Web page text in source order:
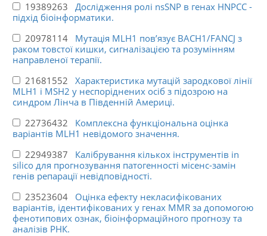
19389263 Дослідження ролі nsSNP в генах HNPCC -
підхід біоінформатики.
20978114 Мутація MLH1 пов’язує BACH1/FANCJ з
раком товстої кишки, сигналізацією та розумінням
направленої терапії.
21681552 Характеристика мутацій зародкової лінії
MLH1 і MSH2 у неспоріднених осіб з підозрою на
синдром Лінча в Південній Америці.
22736432 Комплексна функціональна оцінка
варіантів MLH1 невідомого значення.
22949387 Калібрування кількох інструментів in
silico для прогнозування патогенності місенс-замін
генів репарації невідповідності.
23523604 Оцінка ефекту некласифікованих
варіантів, ідентифікованих у генах MMR за допомогою
фенотипових ознак, біоінформаційного прогнозу та
аналізів РНК.